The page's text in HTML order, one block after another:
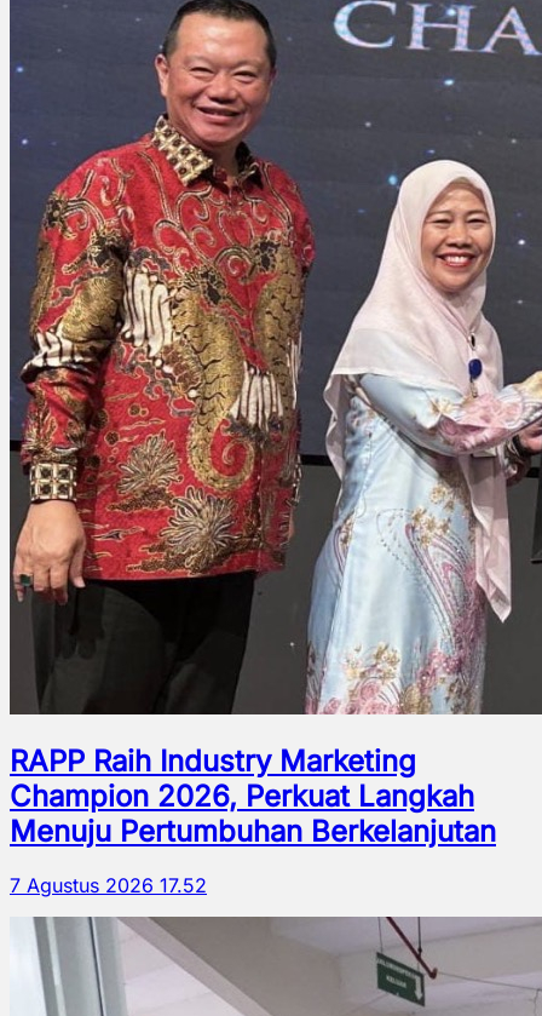
RAPP Raih Industry Marketing
Champion 2026, Perkuat Langkah
Menuju Pertumbuhan Berkelanjutan
7 Agustus 2026 17.52